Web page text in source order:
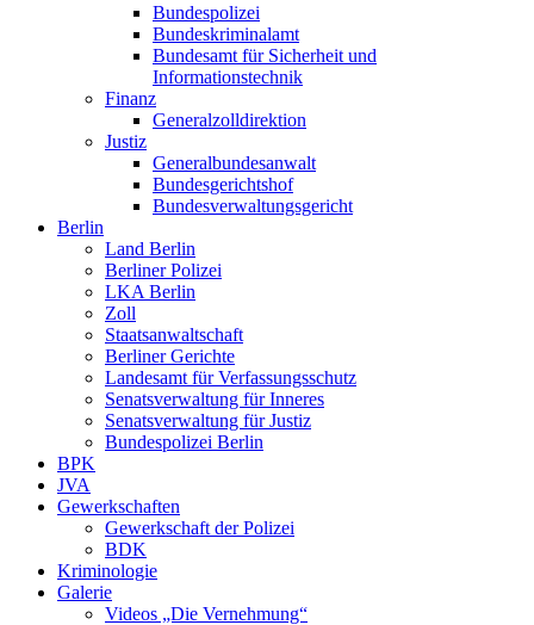
Bundespolizei
Bundeskriminalamt
Bundesamt für Sicherheit und
Informationstechnik
Finanz
Generalzolldirektion
Justiz
Generalbundesanwalt
Bundesgerichtshof
Bundesverwaltungsgericht
Berlin
Land Berlin
Berliner Polizei
LKA Berlin
Zoll
Staatsanwaltschaft
Berliner Gerichte
Landesamt für Verfassungsschutz
Senatsverwaltung für Inneres
Senatsverwaltung für Justiz
Bundespolizei Berlin
BPK
JVA
Gewerkschaften
Gewerkschaft der Polizei
BDK
Kriminologie
Galerie
Videos „Die Vernehmung“